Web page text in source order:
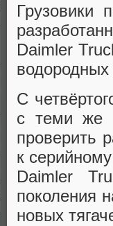
Грузовики
Daimler
водородных
С
с теми же
проверить
к
Daimler
поколения
новых